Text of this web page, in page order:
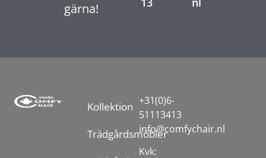
gärna!
Kollektion
Trädgårdsmöbler
+31(0)6-
51113413
info@comfychair.nl
Kvk: